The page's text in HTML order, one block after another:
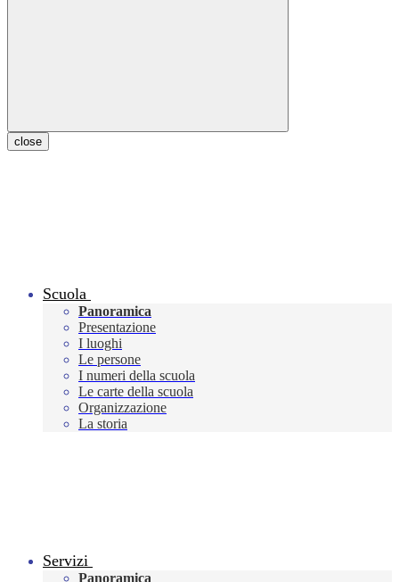
close
Scuola
Panoramica
Presentazione
I luoghi
Le persone
I numeri della scuola
Le carte della scuola
Organizzazione
La storia
Servizi
Panoramica